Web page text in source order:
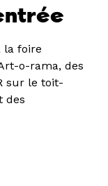
la foire
o-rama, des
sur le toit-
des